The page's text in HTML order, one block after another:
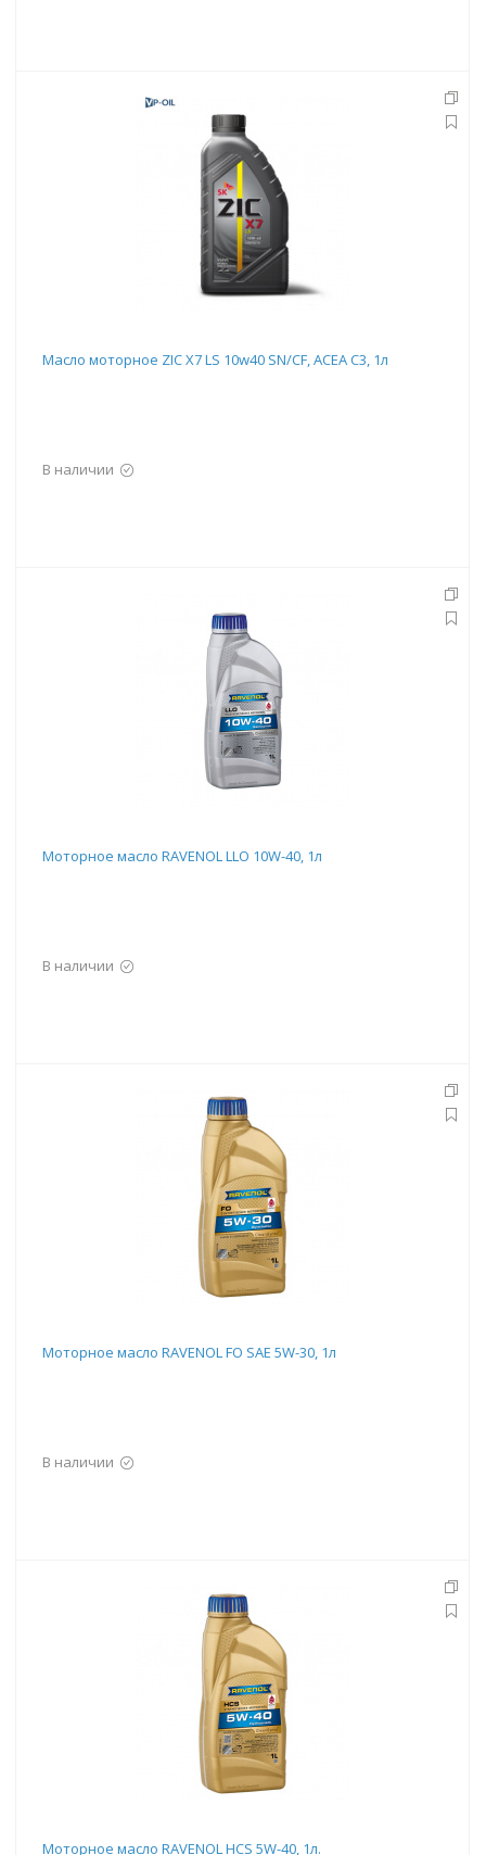
Масло моторное ZIC X7 LS 10w40 SN/CF, ACEA C3, 1л
В наличии
Моторное масло RAVENOL LLO 10W-40, 1л
В наличии
Моторное масло RAVENOL FO SAE 5W-30, 1л
В наличии
Моторное масло RAVENOL HCS 5W-40, 1л.